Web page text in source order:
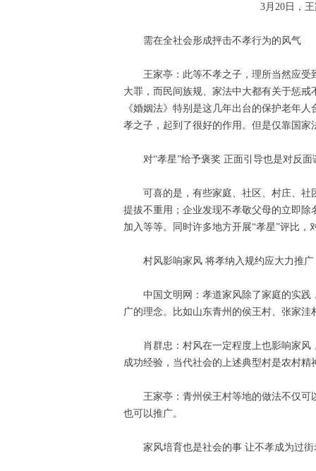
3月20日，
需在全社会形成抨击不孝行为的风气
王家亭：此等不孝之子，理所当然应
大罪，而民间族规、家法中大都有关于惩
《婚姻法》特别是这几年出台的保护老年
孝之子，起到了很好的作用。但是仅靠国
对“孝星”给予褒奖 正面引导也是对反面
可喜的是，有些家庭、社区、村庄、
提拔不重用；企业发现不孝敬父母的立即
加入等等。同时许多地方开展“孝星”评比
村风影响家风 将孝纳入规约应大力推广
中国文明网：孝道家风除了家庭的实践
广的理念。比如山东青州的侯王村、张家
肖群忠：村风在一定程度上也影响家
成功经验，当代社会的上述典型村是农村
王家亭：青州侯王村等地的做法不仅
也可以推广。
家风培育也是社会的事 让不孝成为过